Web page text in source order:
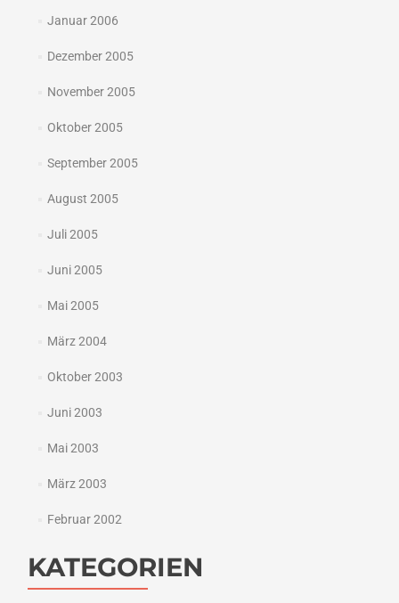
Januar 2006
Dezember 2005
November 2005
Oktober 2005
September 2005
August 2005
Juli 2005
Juni 2005
Mai 2005
März 2004
Oktober 2003
Juni 2003
Mai 2003
März 2003
Februar 2002
KATEGORIEN